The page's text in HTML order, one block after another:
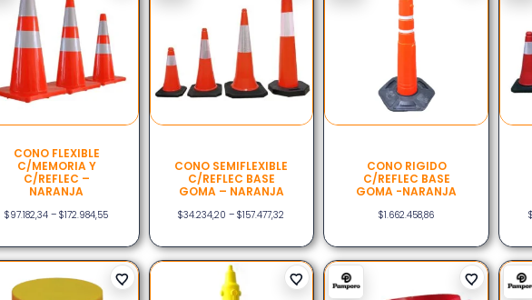
CONO FLEXIBLE
C/MEMORIA Y
C/REFLEC –
NARANJA
$97.182,34 – $172.984,55
CONO SEMIFLEXIBLE
C/REFLEC BASE
GOMA – NARANJA
$34.234,20 – $157.477,32
CONO RIGIDO
C/REFLEC BASE
GOMA -NARANJA
$1.662.458,86